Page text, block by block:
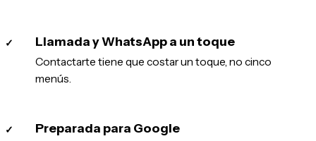
✓ Llamada y WhatsApp a un toque
Contactarte tiene que costar un toque, no cinco
menús.
✓ Preparada para Google